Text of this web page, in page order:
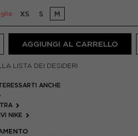
XS S M
AGGIUNGI AL CARRELLO
LISTA DEI DESIDERI
ANCHE
NIKE